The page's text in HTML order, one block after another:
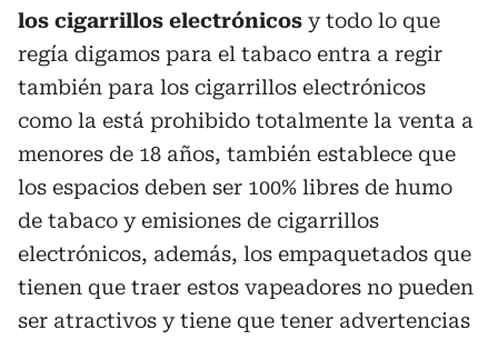
los cigarrillos electrónicos y todo lo que
regía digamos para el tabaco entra a regir
también para los cigarrillos electrónicos
como la está prohibido totalmente la venta a
menores de 18 años, también establece que
los espacios deben ser 100% libres de humo
de tabaco y emisiones de cigarrillos
electrónicos, además, los empaquetados que
tienen que traer estos vapeadores no pueden
ser atractivos y tiene que tener advertencias